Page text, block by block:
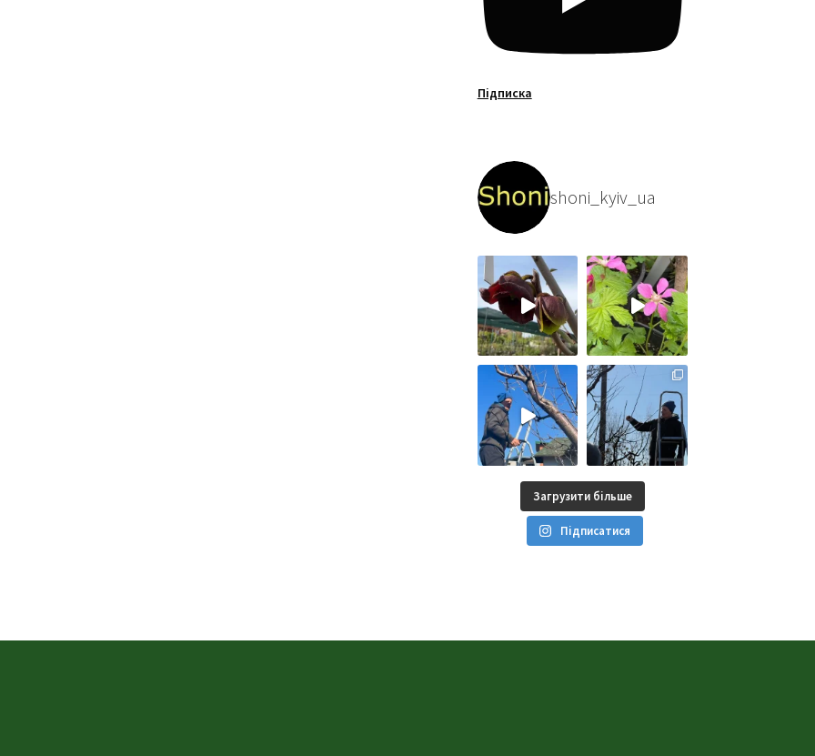
Підписка
shoni_kyiv_ua
Загрузити більше
Підписатися